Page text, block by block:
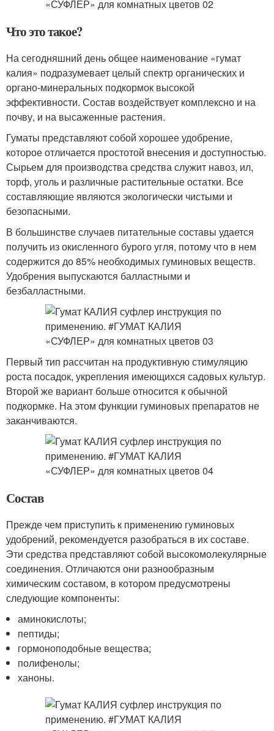
Что это такое?
На сегодняшний день общее наименование «гумат
калия» подразумевает целый спектр органических и
органо-минеральных подкормок высокой
эффективности. Состав воздействует комплексно и на
почву, и на высаженные растения.
Гуматы представляют собой хорошее удобрение,
которое отличается простотой внесения и доступностью.
Сырьем для производства средства служит навоз, ил,
торф, уголь и различные растительные остатки. Все
составляющие являются экологически чистыми и
безопасными.
В большинстве случаев питательные составы удается
получить из окисленного бурого угля, потому что в нем
содержится до 85% необходимых гуминовых веществ.
Удобрения выпускаются балластными и
безбалластными.
Первый тип рассчитан на продуктивную стимуляцию
роста посадок, укрепления имеющихся садовых культур.
Второй же вариант больше относится к обычной
подкормке. На этом функции гуминовых препаратов не
заканчиваются.
Состав
Прежде чем приступить к применению гуминовых
удобрений, рекомендуется разобраться в их составе.
Эти средства представляют собой высокомолекулярные
соединения. Отличаются они разнообразным
химическим составом, в котором предусмотрены
следующие компоненты:
аминокислоты;
пептиды;
гормоноподобные вещества;
полифенолы;
ханоны.